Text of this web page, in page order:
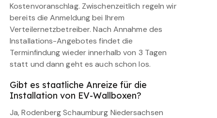
Kostenvoranschlag. Zwischenzeitlich regeln wir
bereits die Anmeldung bei Ihrem
Verteilernetzbetreiber. Nach Annahme des
Installations-Angebotes findet die
Terminfindung wieder innerhalb von 3 Tagen
statt und dann geht es auch schon los.
Gibt es staatliche Anreize für die
Installation von EV-Wallboxen?
Ja, Rodenberg Schaumburg Niedersachsen